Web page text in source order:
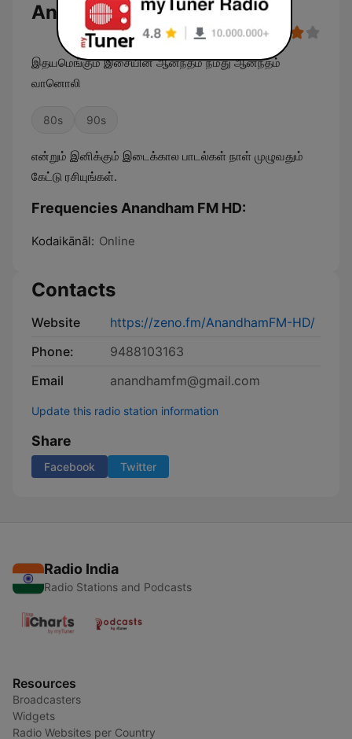
Anandham FM HD
இதயமெங்கும் இசையின் ஆனந்தம் நமது ஆனந்தம்
வானொலி
80s 90s
என்றும் இனிக்கும் இடைக்கால பாடல்கள் நாள் முழுவதும்
கேட்டு ரசியுங்கள்.
Frequencies Anandham FM HD:
Kodaikānāl: Online
Contacts
Website
https://zeno.fm/AnandhamFM-HD/
Phone:
9488103163
Email
anandhamfm@gmail.com
Update this radio station information
Share
Facebook Twitter
Radio India
Radio Stations and Podcasts
Resources
Broadcasters
Widgets
Radio Websites per Country